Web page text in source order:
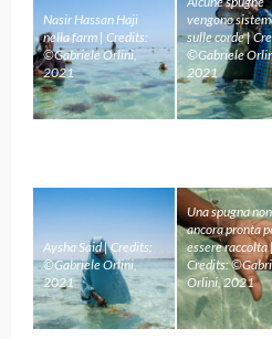
Nasir Hassan Haji
nella farm | Credits:
©Gabriele Orlini,
2021
vengono
sulle corde |
©Gabriele
2021
Aysha Said | Credits:
©Gabriele Orlini,
2021
Una spugna non
ancora pronta
essere raccolta
Credits:
Orlini, 2021